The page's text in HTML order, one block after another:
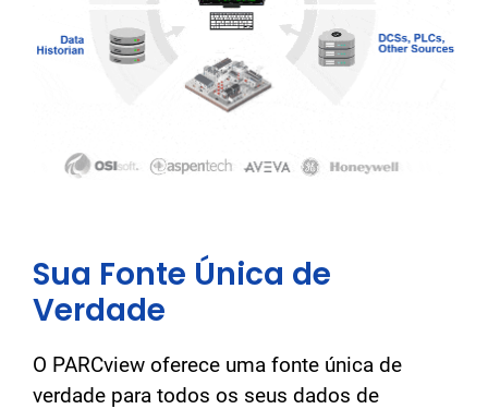
Sua Fonte Única de
Verdade
O PARCview oferece uma fonte única de
verdade para todos os seus dados de